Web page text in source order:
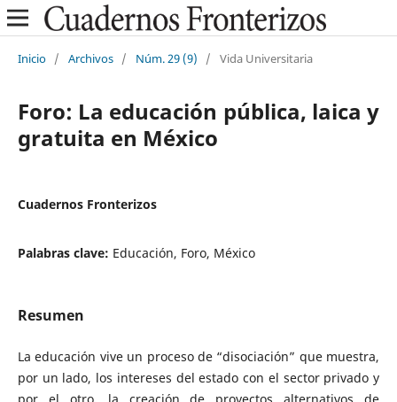
Inicio / Archivos / Núm. 29 (9) / Vida Universitaria
Foro: La educación pública, laica y
gratuita en México
Cuadernos Fronterizos
Palabras clave: Educación, Foro, México
Resumen
La educación vive un proceso de “disociación” que muestra,
por un lado, los intereses del estado con el sector privado y